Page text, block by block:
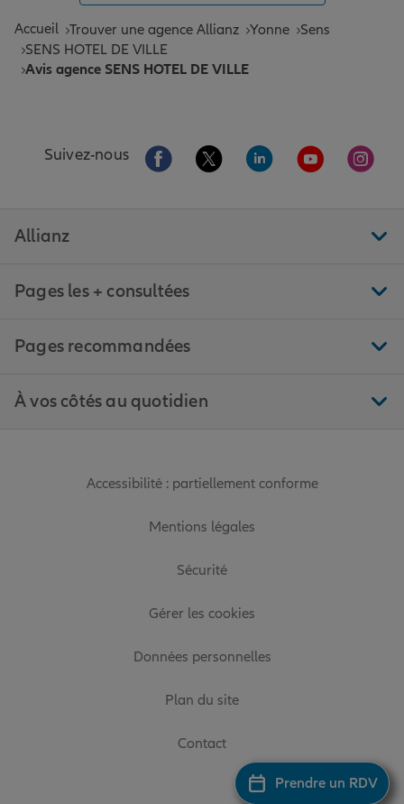
Prendre un RDV
Accueil Trouver une agence Allianz Yonne
Sens
SENS HOTEL DE VILLE
Avis agence SENS HOTEL DE VILLE
Suivez-nous Aller sur la page Facebook de Allianz
Aller sur la page Twitter de
Aller sur la page
Aller sur la
Aller
Allianz
Pages les + consultées
Pages recommandées
À vos côtés au quotidien
Accessibilité : partiellement conforme
Mentions légales
Sécurité
Gérer les cookies
Données personnelles
Plan du site
Contact